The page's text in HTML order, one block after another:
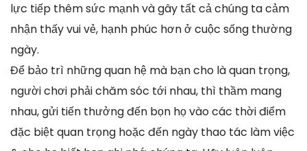
lực tiếp thêm sức mạnh và gây tất cả chúng ta cảm
nhận thấy vui vẻ, hạnh phúc hơn ở cuộc sống thường
ngày.
Để bảo trì những quan hệ mà bạn cho là quan trọng,
người chơi phải chăm sóc tới nhau, thì thầm mang
nhau, gửi tiến thưởng đến bọn họ vào các thời điểm
đặc biệt quan trọng hoặc đến ngày thao tác làm việc